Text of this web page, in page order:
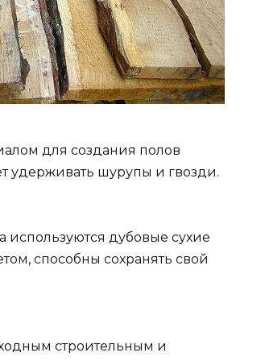
для создания полов
удерживать шурупы и гвозди.
дубовые сухие
способны сохранять свой
строительным и